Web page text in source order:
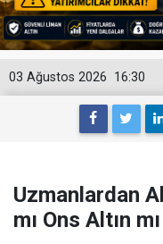
16:30
03 Ağustos 2026
Uzmanlardan
mı Ons Altın